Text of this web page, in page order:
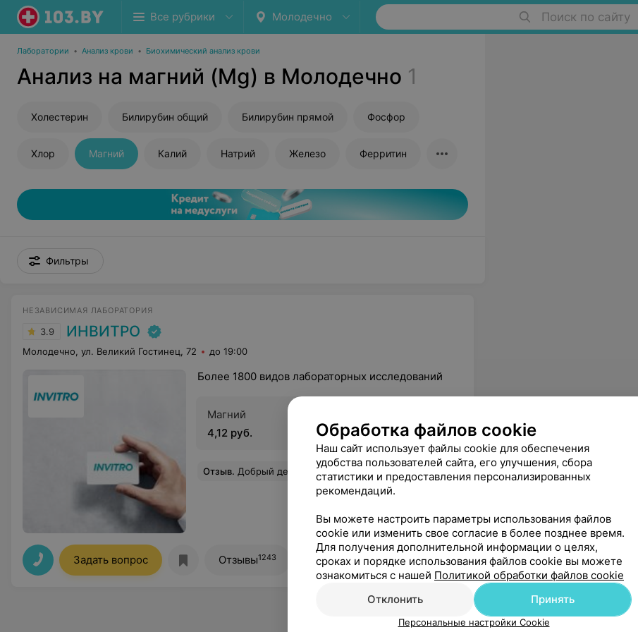
Все рубрики Молодечно Поиск по сайту
Лаборатории • Анализ крови • Биохимический анализ крови
Анализ на магний (Mg) в Молодечно 1
Холестерин Билирубин общий Билирубин прямой Фосфор
Хлор Магний Калий Натрий Железо Ферритин
Фильтры
НЕЗАВИСИМАЯ ЛАБОРАТОРИЯ
3.9 ИНВИТРО
Молодечно, ул. Великий Гостинец, 72 до 19:00
Более 1800 видов лабораторных исследований
Магний
4,12 руб.
14,56 руб.
Отзыв. Добрый день,до ужаса боюсь сдавать анализы, однако сделали все максимально быстро, безболезненно и профессионально . Однозначно буду обращаться ещё раз!)
Задать вопрос Отзывы1243 Все адреса
Обработка файлов cookie
Наш сайт использует файлы cookie для обеспечения
удобства пользователей сайта, его улучшения, сбора
статистики и предоставления персонализированных
рекомендаций.
Вы можете настроить параметры использования файлов
cookie или изменить свое согласие в более позднее время.
Для получения дополнительной информации о целях,
сроках и порядке использования файлов cookie вы можете
ознакомиться с нашей Политикой обработки файлов cookie
Отклонить
Принять
Персональные настройки Cookie